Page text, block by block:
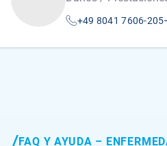
+49 8041 7606-205
FAQ Y AYUDA –